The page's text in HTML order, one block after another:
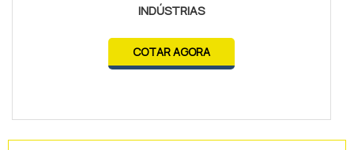
INDÚSTRIAS
COTAR AGORA